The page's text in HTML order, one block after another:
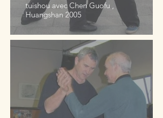
tuishou avec Chen Guofu ,
Huangshan 2005